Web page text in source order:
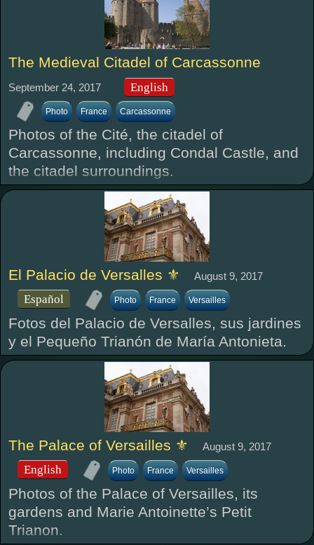
The Medieval Citadel of Carcassonne
September 24, 2017 English
Photo France Carcassonne
Photos of the Cité, the citadel of
Carcassonne, including Condal Castle, and
the citadel surroundings.
El Palacio de Versalles ⚜ August 9, 2017
Español Photo France Versailles
Fotos del Palacio de Versalles, sus jardines
y el Pequeño Trianón de María Antonieta.
The Palace of Versailles ⚜ August 9, 2017
English Photo France Versailles
Photos of the Palace of Versailles, its
gardens and Marie Antoinette’s Petit
Trianon.